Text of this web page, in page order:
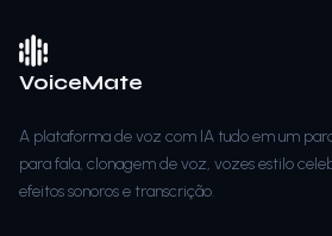
VoiceMate
A plataforma de voz com IA tudo em um
para fala, clonagem de voz, vozes estilo
efeitos sonoros e transcrição.